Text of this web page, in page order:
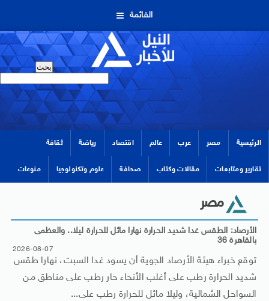
القائمة
الرئيسية مصر عرب عالم اقتصاد رياضة ثقافة
تقارير ومتابعات مقالات وكتاب صحافة علوم وتكنولوجيا منوعات
مصر
الأرصاد: الطقس غدا شديد الحرارة نهارا مائل للحرارة ليلا.. والعظمى
بالقاهرة 36
2026-08-07
توقع خبراء هيئة الأرصاد الجوية أن يسود غدا السبت، نهارا طقس
شديد الحرارة رطب على أغلب الأنحاء حار رطب على مناطق من
السواحل الشمالية، وليلا مائل للحرارة رطب على...